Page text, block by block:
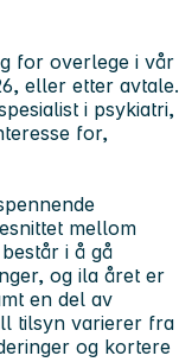
for overlege i vår
eller etter avtale.
i psykiatri,
for,
mellom
i å gå
og ila året er
en del av
tilsyn varierer fra
og kortere